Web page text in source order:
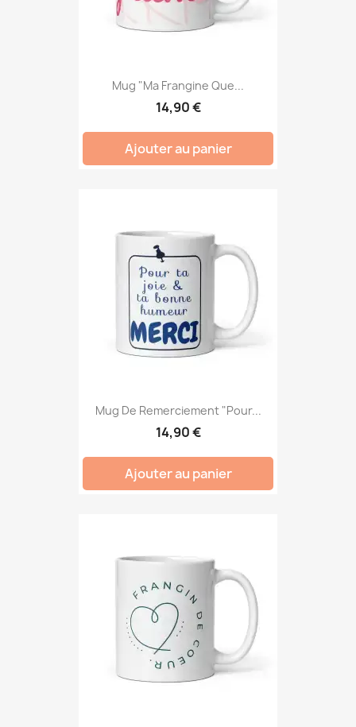
Mug "Ma Frangine Que...
14,90 €
Ajouter au panier
Mug De Remerciement "Pour...
14,90 €
Ajouter au panier